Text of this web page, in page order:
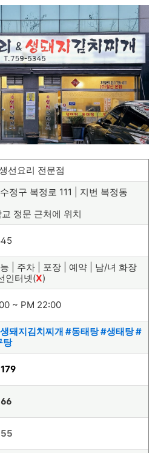
선요리 전문점
정구 복정로 111 | 지번 복정동
정문 근처에 위치
| 주차 | 포장 | 예약 | 남/녀 화장
인터넷(X)
~ PM 22:00
돼지김치찌개 #동태탕 #생태탕 #
탕
179
66
55